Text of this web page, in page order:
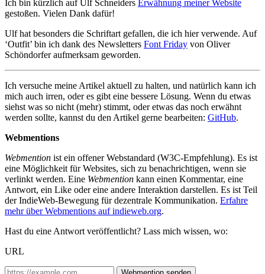
Ich bin kürzlich auf Ulf Schneiders Erwähnung meiner Website
gestoßen. Vielen Dank dafür!
Ulf hat besonders die Schriftart gefallen, die ich hier verwende. Auf
‘Outfit’ bin ich dank des Newsletters Font Friday von Oliver
Schöndorfer aufmerksam geworden.
Ich versuche meine Artikel aktuell zu halten, und natürlich kann ich
mich auch irren, oder es gibt eine bessere Lösung. Wenn du etwas
siehst was so nicht (mehr) stimmt, oder etwas das noch erwähnt
werden sollte, kannst du den Artikel gerne bearbeiten: GitHub.
Webmentions
Webmention ist ein offener Webstandard (W3C-Empfehlung). Es ist
eine Möglichkeit für Websites, sich zu benachrichtigen, wenn sie
verlinkt werden. Eine Webmention kann einen Kommentar, eine
Antwort, ein Like oder eine andere Interaktion darstellen. Es ist Teil
der IndieWeb-Bewegung für dezentrale Kommunikation. Erfahre
mehr über Webmentions auf indieweb.org.
Hast du eine Antwort veröffentlicht? Lass mich wissen, wo:
URL